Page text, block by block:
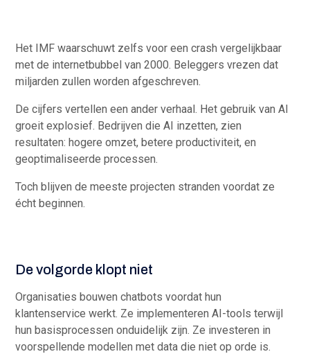
Het IMF waarschuwt zelfs voor een crash vergelijkbaar
met de internetbubbel van 2000. Beleggers vrezen dat
miljarden zullen worden afgeschreven.
De cijfers vertellen een ander verhaal. Het gebruik van AI
groeit explosief. Bedrijven die AI inzetten, zien
resultaten: hogere omzet, betere productiviteit, en
geoptimaliseerde processen.
Toch blijven de meeste projecten stranden voordat ze
écht beginnen.
De volgorde klopt niet
Organisaties bouwen chatbots voordat hun
klantenservice werkt. Ze implementeren AI-tools terwijl
hun basisprocessen onduidelijk zijn. Ze investeren in
voorspellende modellen met data die niet op orde is.